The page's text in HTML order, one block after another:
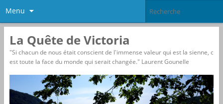
Menu
La Quête de Victoria
"Si chacun de nous était conscient de l'immense valeur qui est la sienne, c
est toute la face du monde qui serait changée." Laurent Gounelle